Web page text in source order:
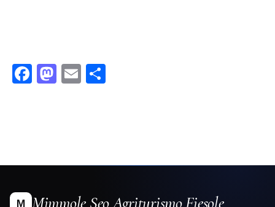
Facebook
Mastodon
Email
M